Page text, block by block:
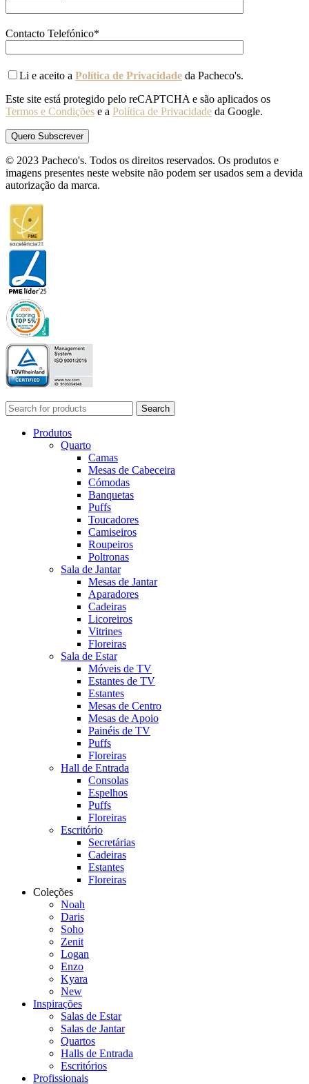
Contacto Telefónico*
Li e aceito a Política de Privacidade da Pacheco's.
Este site está protegido pelo reCAPTCHA e são aplicados os
Termos e Condições e a Política de Privacidade da Google.
© 2023 Pacheco's. Todos os direitos reservados. Os produtos e
imagens presentes neste website não podem ser usados sem a devida
autorização da marca.
Search
Produtos
Quarto
Camas
Mesas de Cabeceira
Cómodas
Banquetas
Puffs
Toucadores
Camiseiros
Roupeiros
Poltronas
Sala de Jantar
Mesas de Jantar
Aparadores
Cadeiras
Licoreiros
Vitrines
Floreiras
Sala de Estar
Móveis de TV
Estantes de TV
Estantes
Mesas de Centro
Mesas de Apoio
Painéis de TV
Puffs
Floreiras
Hall de Entrada
Consolas
Espelhos
Puffs
Floreiras
Escritório
Secretárias
Cadeiras
Estantes
Floreiras
Coleções
Noah
Daris
Soho
Zenit
Logan
Enzo
Kyara
New
Inspirações
Salas de Estar
Salas de Jantar
Quartos
Halls de Entrada
Escritórios
Profissionais